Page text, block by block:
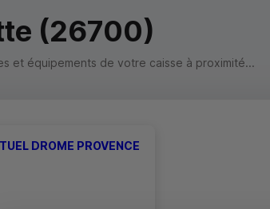
(26700)
et équipements de votre caisse à proximité...
DROME PROVENCE